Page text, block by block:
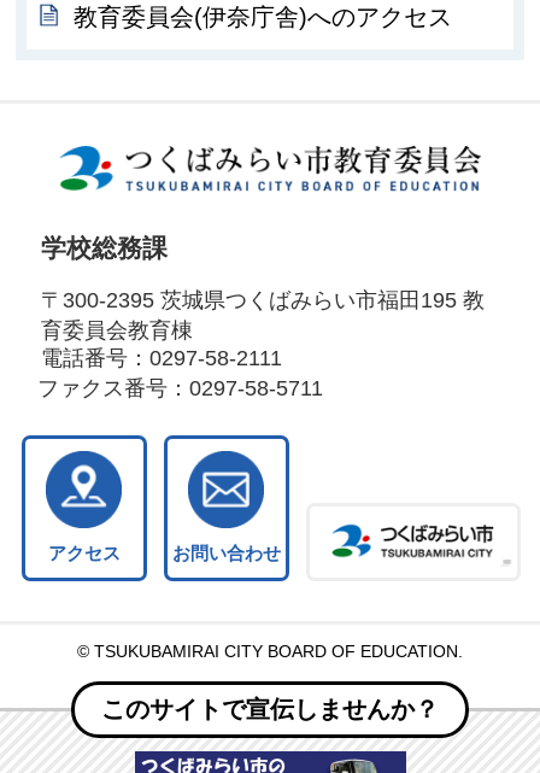
教育委員会(伊奈庁舎)へのアクセス
学校総務課
〒300-2395 茨城県つくばみらい市福田195 教
育委員会教育棟
電話番号： 0297-58-2111
ファクス番号：0297-58-5711
アクセス お問い合わせ
© TSUKUBAMIRAI CITY BOARD OF EDUCATION.
このサイトで宣伝しませんか？